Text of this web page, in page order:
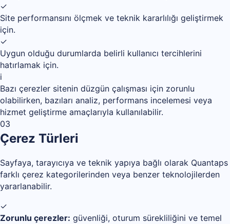
✓
Site performansını ölçmek ve teknik kararlılığı geliştirmek
için.
✓
Uygun olduğu durumlarda belirli kullanıcı tercihlerini
hatırlamak için.
i
Bazı çerezler sitenin düzgün çalışması için zorunlu
olabilirken, bazıları analiz, performans incelemesi veya
hizmet geliştirme amaçlarıyla kullanılabilir.
03
Çerez Türleri
Sayfaya, tarayıcıya ve teknik yapıya bağlı olarak Quantaps
farklı çerez kategorilerinden veya benzer teknolojilerden
yararlanabilir.
✓
Zorunlu çerezler: güvenliği, oturum sürekliliğini ve temel